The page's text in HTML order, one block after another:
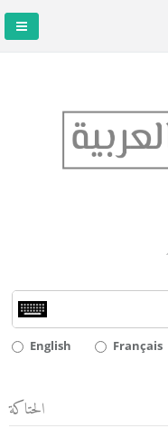
English Français
الحتاكة